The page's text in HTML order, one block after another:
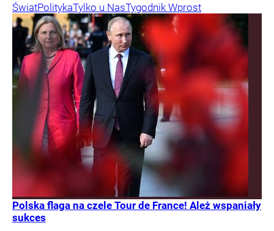
ŚwiatPolitykaTylko u NasTygodnik Wprost
Polska flaga na czele Tour de France! Ależ wspaniały
sukces